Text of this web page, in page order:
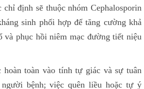
định sẽ thuộc nhóm Cephalosporin
sinh phối hợp để tăng cường khả
và phục hồi niêm mạc đường tiết niệu
hoàn toàn vào tính tự giác và sự tuân
bệnh; việc quên liều hoặc tự ý